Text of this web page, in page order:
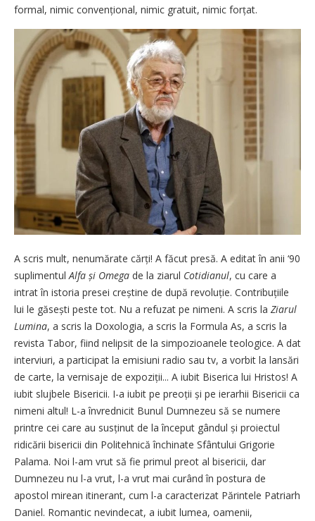
formal, nimic convențional, nimic gratuit, nimic forțat.
A scris mult, nenumărate cărți! A făcut presă. A editat în anii ‘90
suplimentul Alfa și Omega de la ziarul Cotidianul, cu care a
intrat în istoria presei creștine de după revoluție. Contribuțiile
lui le găsești peste tot. Nu a refuzat pe nimeni. A scris la Ziarul
Lumina, a scris la Doxologia, a scris la Formula As, a scris la
revista Tabor, fiind nelipsit de la simpozioanele teologice. A dat
interviuri, a participat la emisiuni radio sau tv, a vorbit la lansări
de carte, la vernisaje de expoziții... A iubit Biserica lui Hristos! A
iubit slujbele Bisericii. I-a iubit pe preoții și pe ierarhii Bisericii ca
nimeni altul! L-a învrednicit Bunul Dumnezeu să se numere
printre cei care au susținut de la început gândul și proiectul
ridicării bisericii din Politehnică închinate Sfântului Grigorie
Palama. Noi l-am vrut să fie primul preot al bisericii, dar
Dumnezeu nu l-a vrut, l-a vrut mai curând în postura de
apostol mirean itinerant, cum l-a caracterizat Părintele Patriarh
Daniel. Romantic nevindecat, a iubit lumea, oamenii,